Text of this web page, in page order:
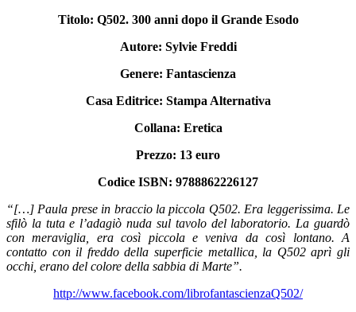
Titolo: Q502. 300 anni dopo il Grande Esodo
Autore: Sylvie Freddi
Genere: Fantascienza
Casa Editrice: Stampa Alternativa
Collana: Eretica
Prezzo: 13 euro
Codice ISBN: 9788862226127
“[…] Paula prese in braccio la piccola Q502. Era leggerissima. Le
sfilò la tuta e l’adagiò nuda sul tavolo del laboratorio. La guardò
con meraviglia, era così piccola e veniva da così lontano. A
contatto con il freddo della superficie metallica, la Q502 aprì gli
occhi, erano del colore della sabbia di Marte”.
http://www.facebook.com/librofantascienzaQ502/